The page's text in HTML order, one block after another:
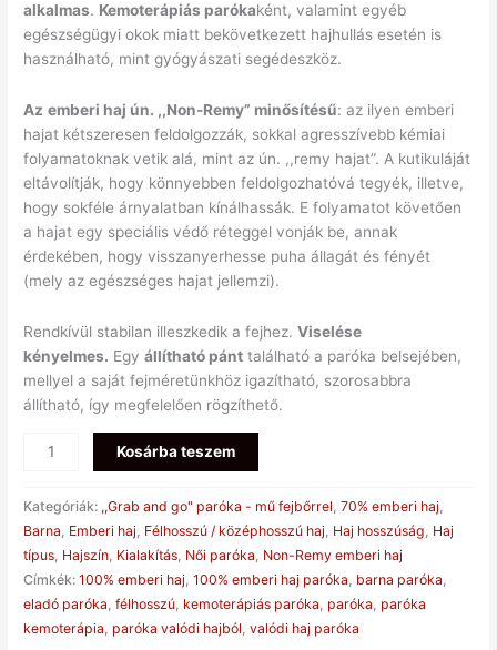
alkalmas. Kemoterápiás parókaként, valamint egyéb
egészségügyi okok miatt bekövetkezett hajhullás esetén is
használható, mint gyógyászati segédeszköz.
Az emberi haj ún. ,,Non-Remy” minősítésű: az ilyen emberi
hajat kétszeresen feldolgozzák, sokkal agresszívebb kémiai
folyamatoknak vetik alá, mint az ún. ,,remy hajat”. A kutikuláját
eltávolítják, hogy könnyebben feldolgozhatóvá tegyék, illetve,
hogy sokféle árnyalatban kínálhassák. E folyamatot követően
a hajat egy speciális védő réteggel vonják be, annak
érdekében, hogy visszanyerhesse puha állagát és fényét
(mely az egészséges hajat jellemzi).
Rendkívül stabilan illeszkedik a fejhez.Viselése
kényelmes. Egyállítható pánt található a paróka belsejében,
mellyel a saját fejméretünkhöz igazítható, szorosabbra
állítható, így megfelelően rögzíthető.
Kosárba teszem
Kategóriák: ,,Grab and go" paróka - mű fejbőrrel ,70% emberi haj
Barna Emberi haj Félhosszú / középhosszú haj Haj hosszúság Haj
típus Hajszín Kialakítás Női paróka Non-Remy emberi haj
Címkék:100% emberi haj ,100% emberi haj paróka barna paróka
eladó paróka ,félhosszú kemoterápiás paróka paróka paróka
kemoterápia paróka valódi hajból ,valódi haj paróka